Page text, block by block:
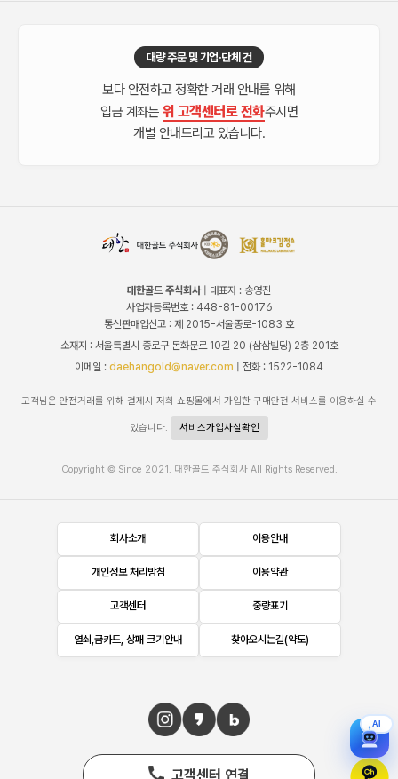
대량 주문 및 기업·단체 건
보다 안전하고 정확한 거래 안내를 위해
입금 계좌는 위 고객센터로 전화주시면
개별 안내드리고 있습니다.
대한골드 주식회사| 대표자 : 송영진
사업자등록번호 : 448-81-00176
통신판매업신고 : 제 2015-서울종로-1083 호
소재지 : 서울특별시 종로구 돈화문로 10길 20 (삼삼빌딩) 2층 201호
이메일 : daehangold@naver.com | 전화 : 1522-1084
고객님은 안전거래를 위해 결제시 저희 쇼핑몰에서 가입한 구매안전 서비스를 이용하실 수
있습니다. 서비스가입사실확인
Copyright © Since 2021. 대한골드 주식회사 All Rights Reserved.
회사소개 이용안내
개인정보 처리방침 이용약관
고객센터 중량표기
열쇠,금카드, 상패 크기안내 찾아오시는길(약도)
고객센터 연결
AI